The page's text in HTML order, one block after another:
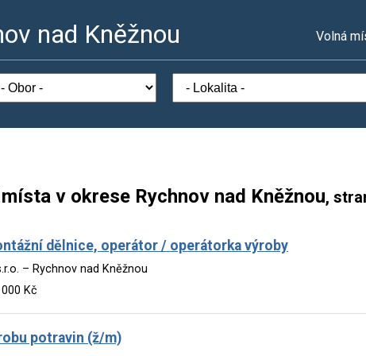
nad Kněžnou Volná
v okrese Rychnov nad Kněžnou,
dělnice, operátor / operátorka výroby
– Rychnov nad Kněžnou
Kč
potravin (ž/m)